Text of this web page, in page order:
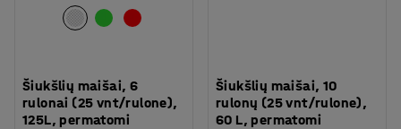
Šiukšlių maišai, 6
rulonai (25 vnt/rulone),
125L, permatomi
Šiukšlių maišai, 10
rulonų (25 vnt/rulone),
60 L, permatomi